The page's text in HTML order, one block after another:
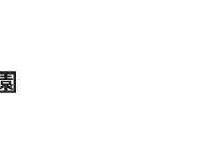
幼保連携型認定こど